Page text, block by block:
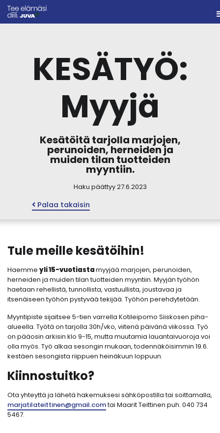
KESÄTYÖ:
Myyjä
Kesätöitä tarjolla marjojen,
perunoiden, herneiden ja
muiden tilan tuotteiden
myyntiin.
Haku päättyy 27.6.2023
Palaa takaisin
Tule meille kesätöihin!
Haemme yli 15-vuotiastamyyjää marjojen, perunoiden,
herneiden ja muiden tilan tuotteiden myyntiin. Myyjän työhön
haetaan rehellistä, tunnollista, vastuullista, joustavaa ja
itsenäiseen työhön pystyvää tekijää. Työhön perehdytetään.
Myyntipiste sijaitsee 5-tien varrella Kotileipomo Siiskosen piha-
alueella. Työtä on tarjolla 30h/vko, viitenä päivänä viikossa. Työ
on pääosin arkisin klo 9-15, mutta muutamia lauantaivuoroja voi
olla myös. Työ alkaa sesongin mukaan, todennäköisimmin 19.6.
kestäen sesongista riippuen heinäkuun loppuun.
Kiinnostuitko?
Ota yhteyttä ja lähetä hakemuksesi sähköpostilla tai soittamalla,
marjatilateittinen@gmail.comtai Maarit Teittinen puh. 040 734
5467.